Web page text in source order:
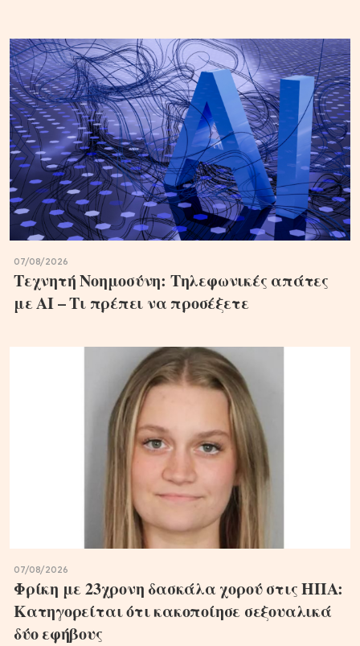
07/08/2026
Τεχνητή Νοημοσύνη: Τηλεφωνικές απάτες
με ΑΙ – Τι πρέπει να προσέξετε
07/08/2026
Φρίκη με 23χρονη δασκάλα χορού στις ΗΠΑ:
Κατηγορείται ότι κακοποίησε σεξουαλικά
δύο εφήβους